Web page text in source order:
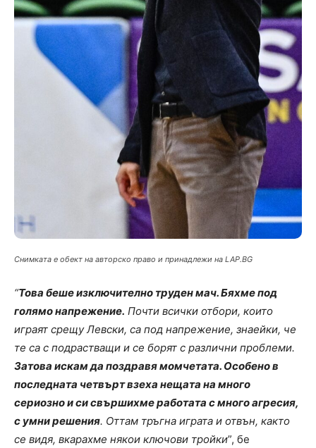
Снимката е обект на авторско право и принадлежи на LAP.BG
“Това беше изключително труден мач. Бяхме под
голямо напрежение. Почти всички отбори, които
играят срещу Левски, са под напрежение, знаейки, че
те са с подрастващи и се борят с различни проблеми.
Затова искам да поздравя момчетата. Особено в
последната четвърт взеха нещата на много
сериозно и си свършихме работата с много агресия,
с умни решения. Оттам тръгна играта и отвън, както
се видя, вкарахме някои ключови тройки”, бе